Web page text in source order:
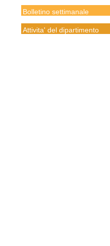
Bolletino settimanale
Attivita' del dipartimento